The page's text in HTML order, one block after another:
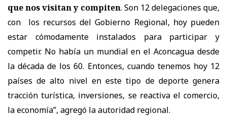
que nos visitan y compiten. Son 12 delegaciones que,
con los recursos del Gobierno Regional, hoy pueden
estar cómodamente instalados para participar y
competir. No había un mundial en el Aconcagua desde
la década de los 60. Entonces, cuando tenemos hoy 12
países de alto nivel en este tipo de deporte genera
tracción turística, inversiones, se reactiva el comercio,
la economía”, agregó la autoridad regional.